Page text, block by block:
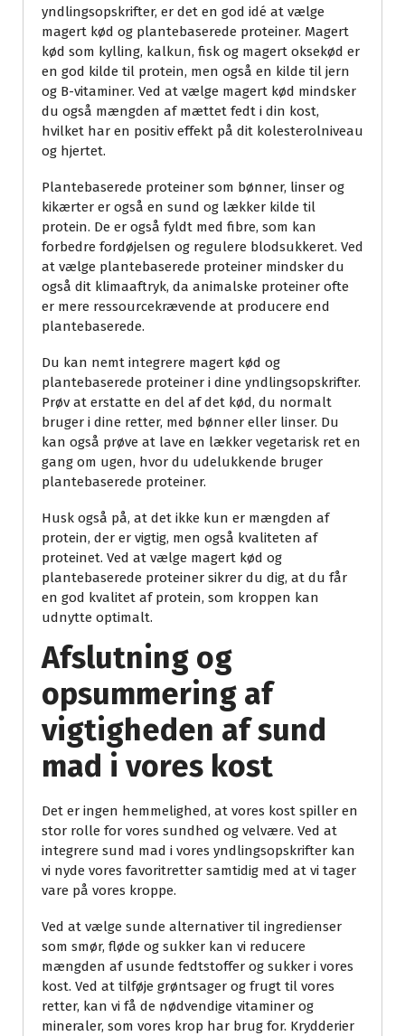
yndlingsopskrifter, er det en god idé at vælge
magert kød og plantebaserede proteiner. Magert
kød som kylling, kalkun, fisk og magert oksekød er
en god kilde til protein, men også en kilde til jern
og B-vitaminer. Ved at vælge magert kød mindsker
du også mængden af mættet fedt i din kost,
hvilket har en positiv effekt på dit kolesterolniveau
og hjertet.
Plantebaserede proteiner som bønner, linser og
kikærter er også en sund og lækker kilde til
protein. De er også fyldt med fibre, som kan
forbedre fordøjelsen og regulere blodsukkeret. Ved
at vælge plantebaserede proteiner mindsker du
også dit klimaaftryk, da animalske proteiner ofte
er mere ressourcekrævende at producere end
plantebaserede.
Du kan nemt integrere magert kød og
plantebaserede proteiner i dine yndlingsopskrifter.
Prøv at erstatte en del af det kød, du normalt
bruger i dine retter, med bønner eller linser. Du
kan også prøve at lave en lækker vegetarisk ret en
gang om ugen, hvor du udelukkende bruger
plantebaserede proteiner.
Husk også på, at det ikke kun er mængden af
protein, der er vigtig, men også kvaliteten af
proteinet. Ved at vælge magert kød og
plantebaserede proteiner sikrer du dig, at du får
en god kvalitet af protein, som kroppen kan
udnytte optimalt.
Afslutning og
opsummering af
vigtigheden af sund
mad i vores kost
Det er ingen hemmelighed, at vores kost spiller en
stor rolle for vores sundhed og velvære. Ved at
integrere sund mad i vores yndlingsopskrifter kan
vi nyde vores favoritretter samtidig med at vi tager
vare på vores kroppe.
Ved at vælge sunde alternativer til ingredienser
som smør, fløde og sukker kan vi reducere
mængden af usunde fedtstoffer og sukker i vores
kost. Ved at tilføje grøntsager og frugt til vores
retter, kan vi få de nødvendige vitaminer og
mineraler, som vores krop har brug for. Krydderier